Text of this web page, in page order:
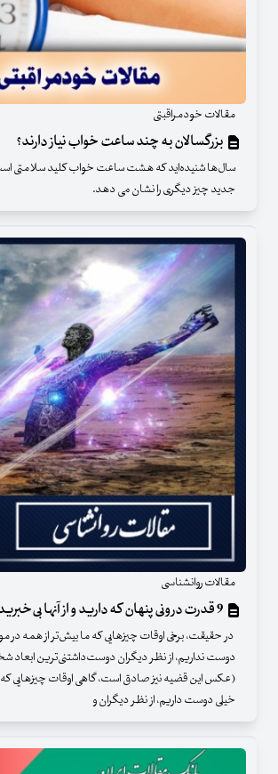
مقالات خودمراقبتی
بزرگسالان به چند ساعت خواب نیاز دارند؟
سال‌ها شنیده‌اید که هشت ساعت خواب کلید سلامتی
جدید چیز دیگری را نشان می دهد.
مقالات روانشناسی
در حقیقت، برخی اوقات چیزهایی که ما بیش‌تر از همه در
دوست نداریم، از نظر دیگران دوست‌داشتنی‌ترین ابعاد
(عکس این قضیه نیز صادق است، گاهی اوقات چیزهایی
خیلی دوست داریم، از نظر دیگران و